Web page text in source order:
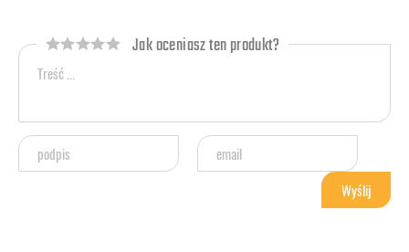
Jak oceniasz ten produkt?